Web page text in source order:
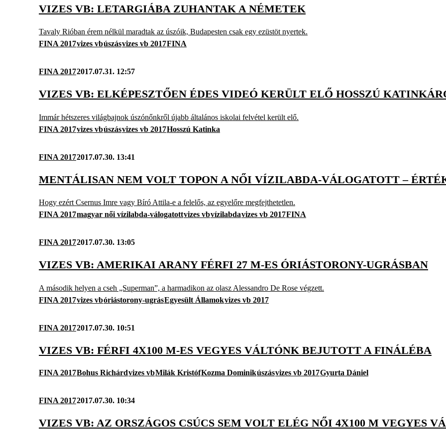
VIZES VB: LETARGIÁBA ZUHANTAK A NÉMETEK
Tavaly Rióban érem nélkül maradtak az úszóik, Budapesten csak egy ezüstöt nyertek.
FINA 2017vizes vbúszásvizes vb 2017FINA
FINA 20172017.07.31. 12:57
VIZES VB: ELKÉPESZTŐEN ÉDES VIDEÓ KERÜLT ELŐ HOSSZÚ
Immár hétszeres világbajnok úszónőnkről újabb általános iskolai felvétel került elő.
FINA 2017vizes vbúszásvizes vb 2017Hosszú Katinka
FINA 20172017.07.30. 13:41
MENTÁLISAN NEM VOLT TOPON A NŐI VÍZILABDA-VÁLOGATOTT –
Hogy ezért Csernus Imre vagy Bíró Attila-e a felelős, az egyelőre megfejthetetlen.
FINA 2017magyar női vízilabda-válogatottvizes vbvízilabdavizes vb 2017FINA
FINA 20172017.07.30. 13:05
VIZES VB: AMERIKAI ARANY FÉRFI 27 M-ES ÓRIÁSTORONY-UGRÁSBAN
A második helyen a cseh „Superman”, a harmadikon az olasz Alessandro De Rose végzett.
FINA 2017vizes vbóriástorony-ugrásEgyesült Államokvizes vb 2017
FINA 20172017.07.30. 10:51
VIZES VB: FÉRFI 4X100 M-ES VEGYES VÁLTÓNK BEJUTOTT A FINÁLÉBA
FINA 2017Bohus Richárdvizes vbMilák KristófKozma Dominikúszásvizes vb 2017Gyurta Dániel
FINA 20172017.07.30. 10:34
VIZES VB: AZ ORSZÁGOS CSÚCS SEM VOLT ELÉG NŐI 4X100 M VEGYES